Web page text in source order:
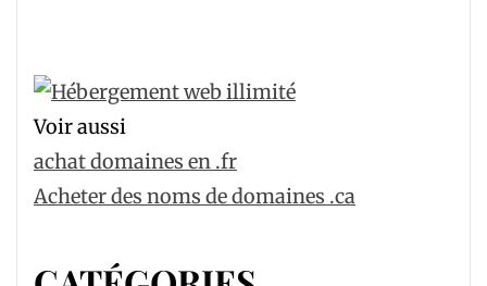
Voir aussi
achat domaines en .fr
Acheter des noms de domaines .ca